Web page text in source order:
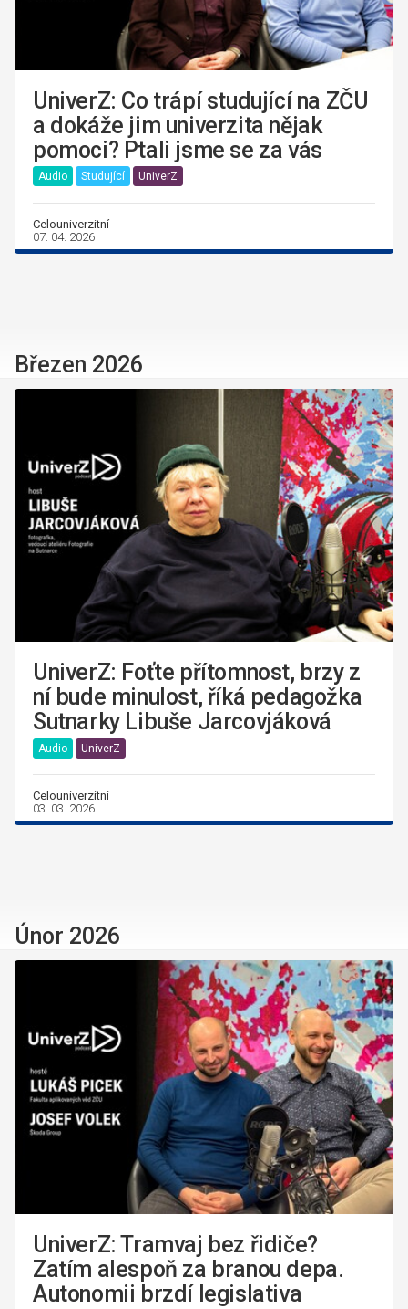
UniverZ: Co trápí studující na ZČU
a dokáže jim univerzita nějak
pomoci? Ptali jsme se za vás
Audio Studující UniverZ
Celouniverzitní
07. 04. 2026
Březen 2026
UniverZ: Foťte přítomnost, brzy z
ní bude minulost, říká pedagožka
Sutnarky Libuše Jarcovjáková
Audio UniverZ
Celouniverzitní
03. 03. 2026
Únor 2026
UniverZ: Tramvaj bez řidiče?
Zatím alespoň za branou depa.
Autonomii brzdí legislativa